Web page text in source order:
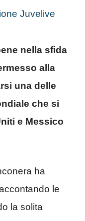
Juvelive
nella sfida
alla
una delle
che si
e Messico
ha
le
la solita